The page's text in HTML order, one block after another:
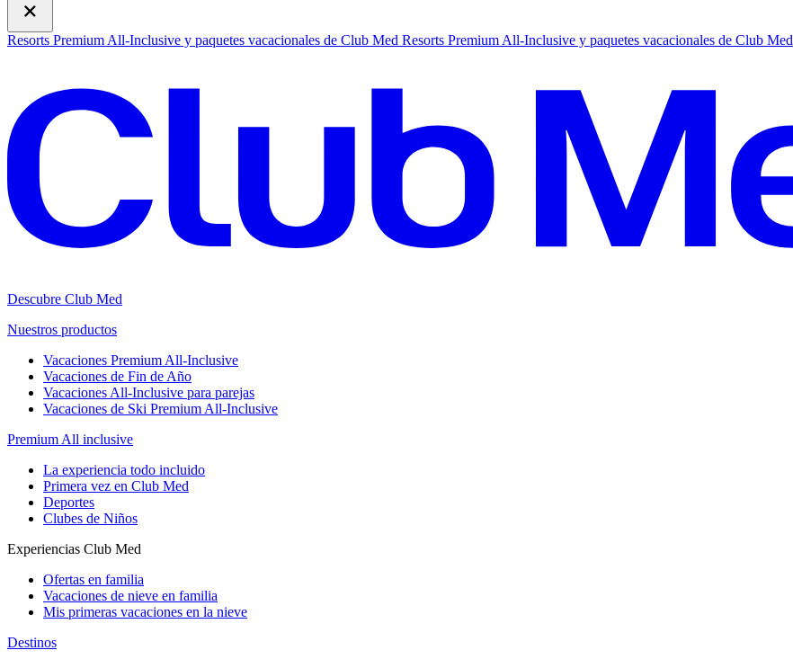
Resorts Premium All-Inclusive y paquetes vacacionales de Club Med Resorts Premium All-Inclusive y paquetes vacacionales de Club Med
Descubre Club Med
Nuestros productos
Vacaciones Premium All-Inclusive
Vacaciones de Fin de Año
Vacaciones All-Inclusive para parejas
Vacaciones de Ski Premium All-Inclusive
Premium All inclusive
La experiencia todo incluido
Primera vez en Club Med
Deportes
Clubes de Niños
Experiencias Club Med
Ofertas en familia
Vacaciones de nieve en familia
Mis primeras vacaciones en la nieve
Destinos